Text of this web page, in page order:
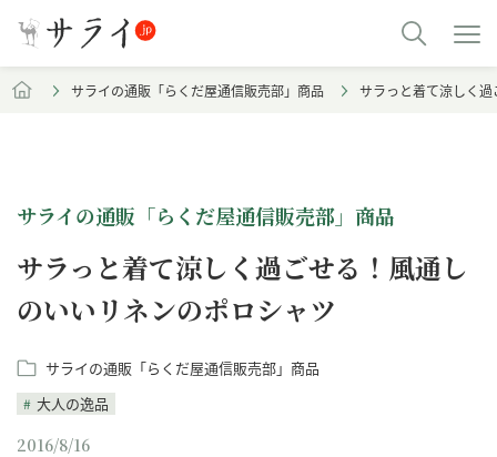
サライの通販「らくだ屋通信販売部」商品 サラっと着て涼しく
サライの通販「らくだ屋通信販売部」商品
サラっと着て涼しく過ごせる！風通し
のいいリネンのポロシャツ
サライの通販「らくだ屋通信販売部」商品
大人の逸品
2016/8/16